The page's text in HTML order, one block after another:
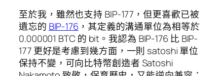
至於我，雖然也支持 BIP-177，但更喜歡已被
遺忘的 BIP-176，其定義的溝通單位為相等於
0.000001 BTC 的 bit。我認為 BIP-176 比 BIP-
177 更好是考慮到幾方面，一則 satoshi 單位
保持不變，可向比特幣創造者 Satoshi